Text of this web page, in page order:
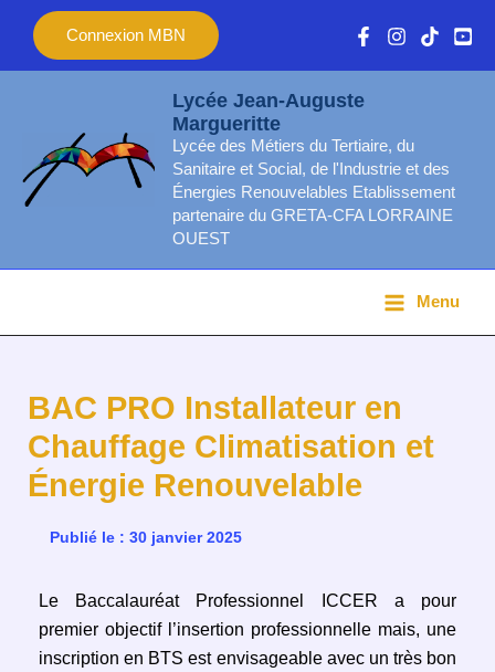
contenu
Connexion MBN
Lycée Jean-Auguste
Margueritte
Lycée des Métiers du Tertiaire, du
Sanitaire et Social, de l'Industrie et des
Énergies Renouvelables Etablissement
partenaire du GRETA-CFA LORRAINE
OUEST
Main
Menu
Menu
BAC PRO Installateur en
Chauffage Climatisation et
Énergie Renouvelable
Publié le : 30 janvier 2025
Le Baccalauréat Professionnel ICCER a pour
premier objectif l’insertion professionnelle mais, une
inscription en BTS est envisageable avec un très bon